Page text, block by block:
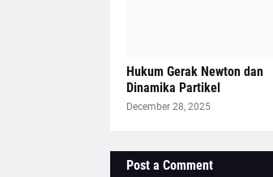
Hukum Gerak Newton dan
Dinamika Partikel
December 28, 2025
Post a Comment